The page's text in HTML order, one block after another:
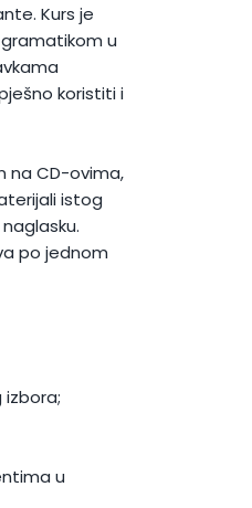
Kurs je
u
koristiti i
na CD-ovima,
istog
po jednom
izbora;
u